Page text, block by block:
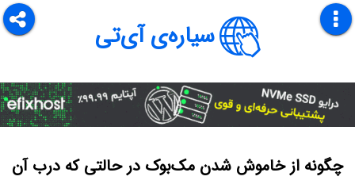
سیاره‌ی آی‌تی
چگونه از خاموش شدن مک‌بوک در حالتی که درب آن